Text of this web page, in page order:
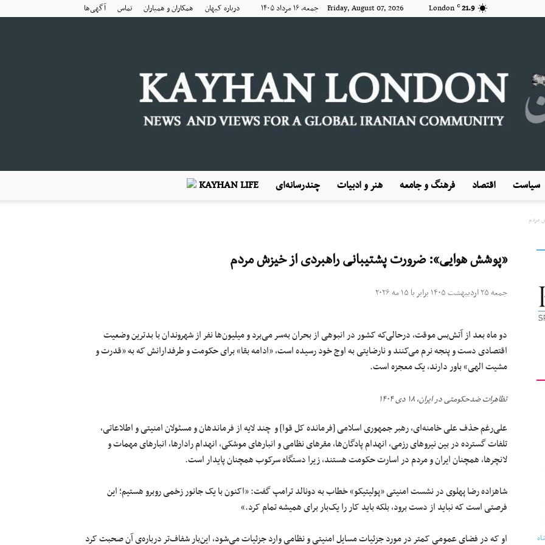
21.9
C
London Friday, August 07, 2026 جمعه, ۱۶ مرداد ۱۴۰۵ درباره کیهان همکاران و همیاران تماس آگهی‌ها
کیهان
لندن
KAYHAN LIFE چندرسانه‌ای هنر و ادبیات فرهنگ و جامعه اقتصاد سیاست
مردم
«پوشش هوایی»: ضرورت پشتیبانی راهبردی از خیزش مردم
جمعه ۲۵ اردیبهشت ۱۴۰۵ برابر با ۱۵ مه ۲۰۲۶
دو ماه بعد از آتش‌بس موقت، درحالی‌که کشور در انبوهی از بحران‌ به‌سر می‌برد و میلیون‌ها نفر از شهروندان با بدترین وضعیت
اقتصادی دست و پنجه نرم می‌کنند و نارضایتی به اوج خود رسیده است، «ادامه بقا» برای حکومت و طرفدارانش که به «قدرت و
مشیت الهی» باور دارند، یک معجزه‌ است.
تظاهرات ضدحکومتی در ایران، ۱۸ دی ۱۴۰۴
علی‌رغم حذف علی خامنه‌ای، رهبر جمهوری اسلامی [فرمانده کل قوا] و چند لایه از فرماندهان و مسئولان امنیتی و اطلاعاتی،
تلفات گسترده در بین نیروهای رزمی، انهدام پادگان‌ها، مقرهای نظامی و انبارهای موشکی، انهدام رادارها، انبارهای مهمات و
لانچرها، همچنان ایران و مردم در اسارت حکومت هستند، زیرا دستگاه سرکوب همچنان پایدار است.
شاهزاده رضا پهلوی در نشست امنیتی «پولیتیکو» خطاب به دونالد ترامپ گفت: «اکنون با یک جانور زخمی رو‌برو هستیم؛ این
فرصتی است که نباید از دست برود، بلکه باید کار را یک‌بار برای همیشه تمام کرد.»
او که در فضای عمومی کمتر در مورد جزئیات مسایل امنیتی و نظامی وارد جزئیات می‌شود، این‌بار شفاف‌تر درباره‌ی آن صحبت کرد